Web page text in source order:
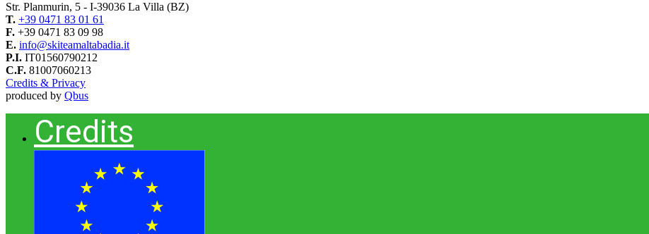
Str. Planmurin, 5 - I-39036 La Villa (BZ)
T. +39 0471 83 01 61
F. +39 0471 83 09 98
E. info@skiteamaltabadia.it
P.I. IT01560790212
C.F. 81007060213
Credits & Privacy
produced by Qbus
Credits